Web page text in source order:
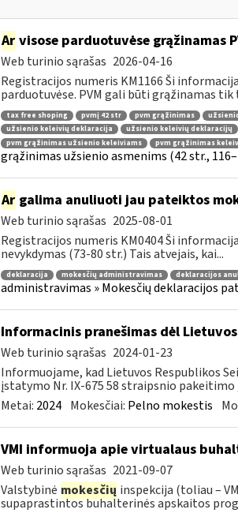
Arvisose parduotuvėse grąžinamas
Web turinio sąrašas 2026-04-16
Registracijos numeris KM1166 Ši
parduotuvėse. PVM gali būti grąžinamas tik
tax free shoping pvmį 42 str pvm grąžinimas
užsienio keleivių deklaracija
užsienio keleivių deklaracijų
pvm grąžinimas užsienio keleiviams
pvm grąžinimas
grąžinimas užsienio asmenims (42 str.,
Argalima anuliuoti jau pateiktos
Web turinio sąrašas 2025-08-01
Registracijos numeris KM0404 Ši
nevykdymas (73-80 str.) Tais atvejais, kai...
deklaracija mokesčių administravimas deklaracijos
administravimas » Mokesčių deklaracijos
Informacinis pranešimas dėl
Web turinio sąrašas 2024-01-23
Informuojame, kad Lietuvos Respublikos
įstatymo Nr. IX-675 58 straipsnio pakeitimo
Metai: 2024 Mokesčiai: Pelno mokestis
VMI informuoja apie virtualaus
Web turinio sąrašas 2021-09-07
Valstybinė mokesčių inspekcija (toliau –
supaprastintos buhalterinės apskaitos